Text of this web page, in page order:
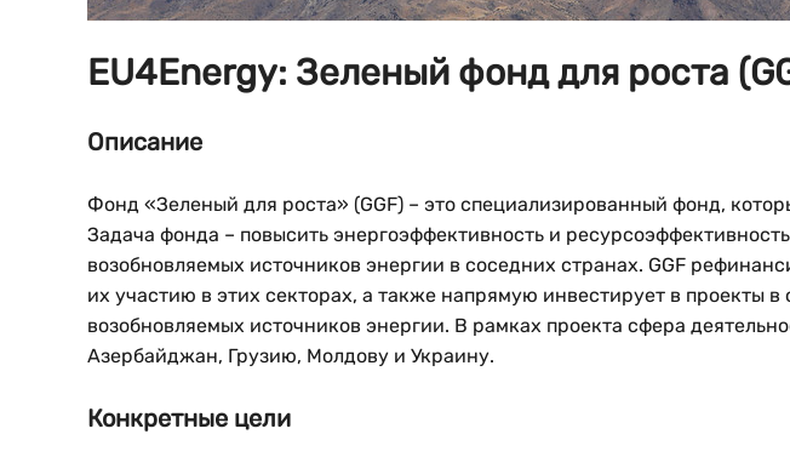
EU4Energy: Зеленый фонд для роста
Описание
Фонд «Зеленый для роста» (GGF) – это специализированный фонд,
Задача фонда – повысить энергоэффективность и
возобновляемых источников энергии в соседних странах. GGF
их участию в этих секторах, а также напрямую инвестирует в проекты в
возобновляемых источников энергии. В рамках проекта сфера
Азербайджан, Грузию, Молдову и Украину.
Конкретные цели